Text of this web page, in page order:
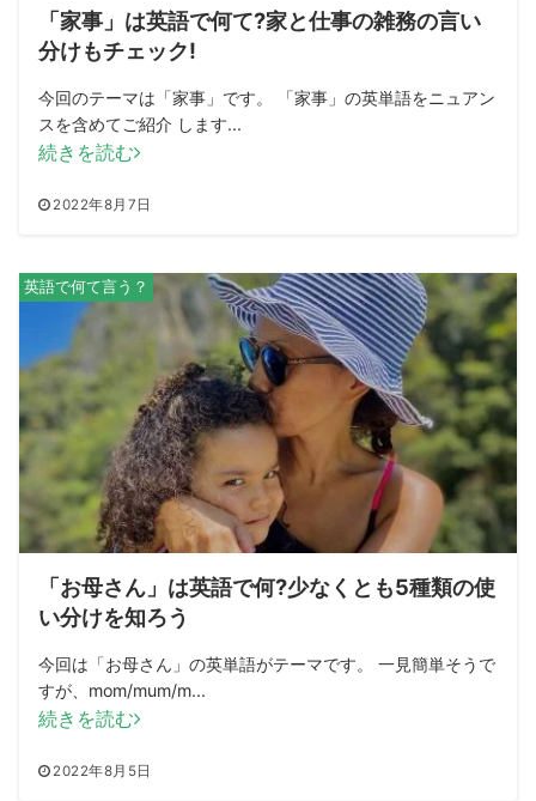
「家事」は英語で何て?家と仕事の雑務の言い
分けもチェック!
今回のテーマは「家事」です。 「家事」の英単語をニュアン
スを含めてご紹介 します...
2022年8月7日
続きを読む
英語で何て言う？
「お母さん」は英語で何?少なくとも5種類の使
い分けを知ろう
今回は「お母さん」の英単語がテーマです。 一見簡単そうで
すが、mom/mum/m...
2022年8月5日
続きを読む